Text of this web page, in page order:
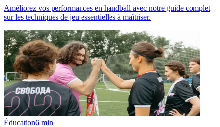
Améliorez vos performances en handball avec notre guide complet
sur les techniques de jeu essentielles à maîtriser.
Éducation6 min